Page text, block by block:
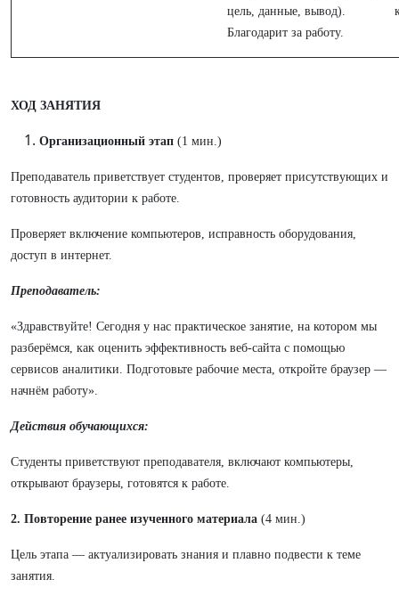
цель, данные, вывод).
Благодарит за работу.
ХОД ЗАНЯТИЯ
Организационный этап (1 мин.)
Преподаватель приветствует студентов, проверяет присутствующих и
готовность аудитории к работе.
Проверяет включение компьютеров, исправность оборудования,
доступ в интернет.
Преподаватель:
«Здравствуйте! Сегодня у нас практическое занятие, на котором мы
разберёмся, как оценить эффективность веб-сайта с помощью
сервисов аналитики. Подготовьте рабочие места, откройте браузер —
начнём работу».
Действия обучающихся:
Студенты приветствуют преподавателя, включают компьютеры,
открывают браузеры, готовятся к работе.
2. Повторение ранее изученного материала (4 мин.)
Цель этапа — актуализировать знания и плавно подвести к теме
занятия.